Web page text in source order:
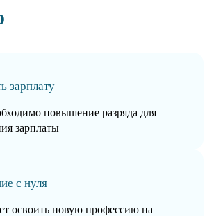
зарплату
повышение разряда для
зарплаты
с нуля
освоить новую профессию на